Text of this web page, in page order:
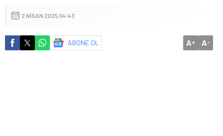
2 NISAN 2025 04:43
ABONE OL A+ A-